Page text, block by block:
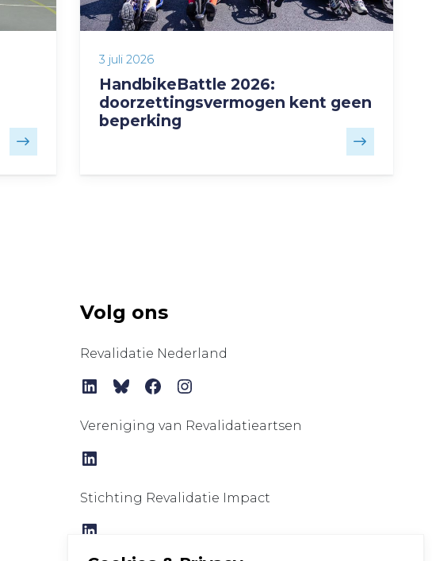
3 juli 2026
HandbikeBattle 2026:
doorzettingsvermogen kent geen
beperking
Volg ons
Revalidatie Nederland
LinkedIn
Bluesky
Facebook
Instagram
Vereniging van Revalidatieartsen
LinkedIn
Stichting Revalidatie Impact
LinkedIn